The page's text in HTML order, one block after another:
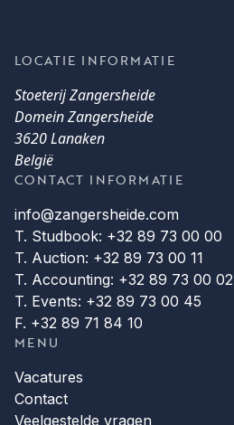
LOCATIE INFORMATIE
Stoeterij Zangersheide
Domein Zangersheide
3620 Lanaken
België
CONTACT INFORMATIE
info@zangersheide.com
T. Studbook: +32 89 73 00 00
T. Auction: +32 89 73 00 11
T. Accounting: +32 89 73 00 02
T. Events: +32 89 73 00 45
F. +32 89 71 84 10
MENU
Vacatures
Contact
Veelgestelde vragen